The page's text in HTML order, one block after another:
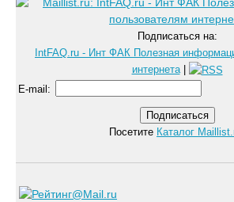
Подписаться на:
IntFAQ.ru - Инт ФАК Полезная
интернета|
E-mail :
Посетите Каталог